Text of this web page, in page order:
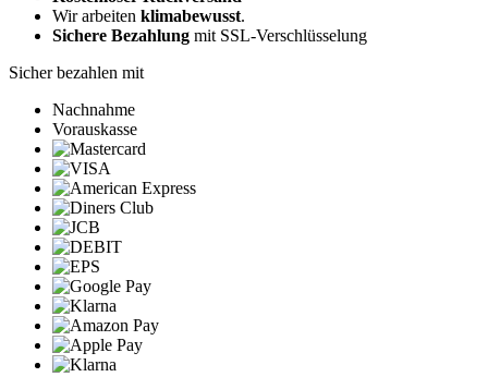
Wir arbeiten klimabewusst.
Sichere Bezahlung mit SSL-Verschlüsselung
Sicher bezahlen mit
Nachnahme
Vorauskasse